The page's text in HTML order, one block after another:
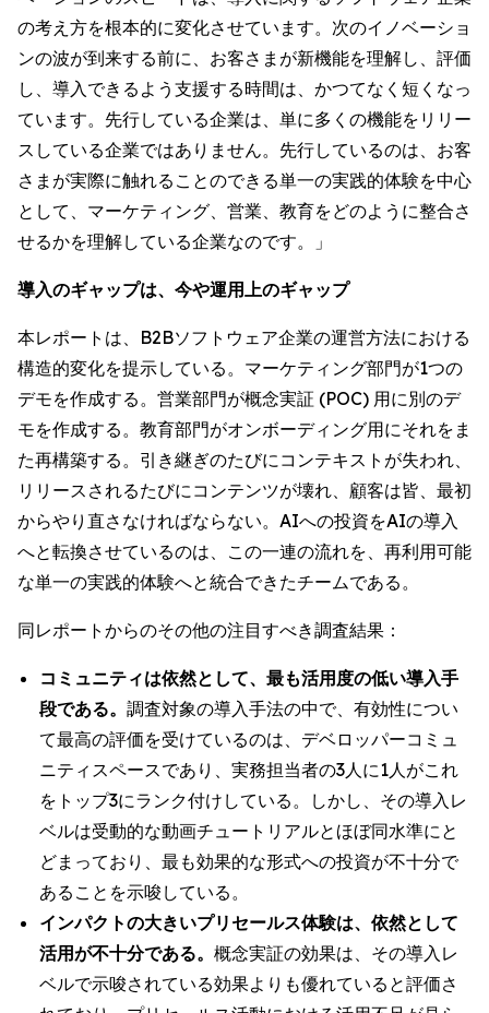
の考え方を根本的に変化させています。次のイノベーショ
ンの波が到来する前に、お客さまが新機能を理解し、評価
し、導入できるよう支援する時間は、かつてなく短くなっ
ています。先行している企業は、単に多くの機能をリリー
スしている企業ではありません。先行しているのは、お客
さまが実際に触れることのできる単一の実践的体験を中心
として、マーケティング、営業、教育をどのように整合さ
せるかを理解している企業なのです。」
導入のギャップは、今や運用上のギャップ
本レポートは、B2Bソフトウェア企業の運営方法における
構造的変化を提示している。マーケティング部門が1つの
デモを作成する。営業部門が概念実証 (POC) 用に別のデ
モを作成する。教育部門がオンボーディング用にそれをま
た再構築する。引き継ぎのたびにコンテキストが失われ、
リリースされるたびにコンテンツが壊れ、顧客は皆、最初
からやり直さなければならない。AIへの投資をAIの導入
へと転換させているのは、この一連の流れを、再利用可能
な単一の実践的体験へと統合できたチームである。
同レポートからのその他の注目すべき調査結果：
コミュニティは依然として、最も活用度の低い導入手
段である。 調査対象の導入手法の中で、有効性につい
て最高の評価を受けているのは、デベロッパーコミュ
ニティスペースであり、実務担当者の3人に1人がこれ
をトップ3にランク付けしている。しかし、その導入レ
ベルは受動的な動画チュートリアルとほぼ同水準にと
どまっており、最も効果的な形式への投資が不十分で
あることを示唆している。
インパクトの大きいプリセールス体験は、依然として
活用が不十分である。 概念実証の効果は、その導入レ
ベルで示唆されている効果よりも優れていると評価さ